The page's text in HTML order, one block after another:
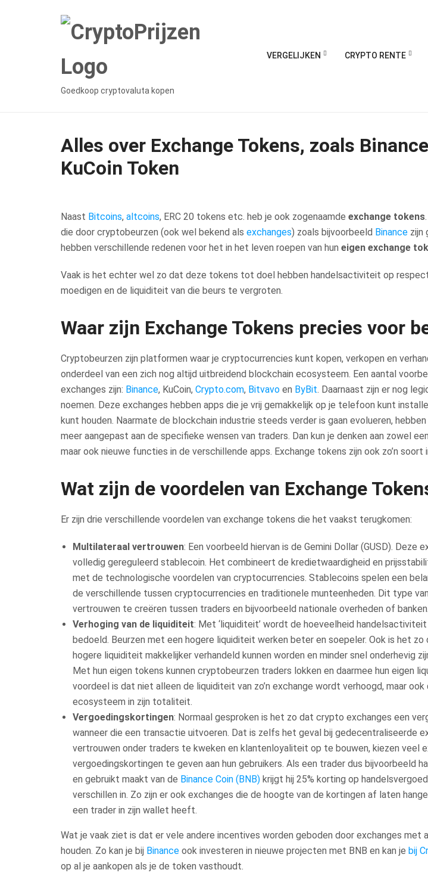
Goedkoop cryptovaluta kopen
VERGELIJKEN CRYPTO RENTE
Alles over Exchange Tokens, zoals
KuCoin Token
Naast Bitcoins, altcoins, ERC 20 tokens etc. heb je ook zogenaamde exchange tokens
die door cryptobeurzen (ook wel bekend als exchanges) zoals bijvoorbeeld Binance zijn
hebben verschillende redenen voor het in het leven roepen van hun eigen exchange
Vaak is het echter wel zo dat deze tokens tot doel hebben handelsactiviteit op
moedigen en de liquiditeit van die beurs te vergroten.
Waar zijn Exchange Tokens precies voor
Cryptobeurzen zijn platformen waar je cryptocurrencies kunt kopen, verkopen en
onderdeel van een zich nog altijd uitbreidend blockchain ecosysteem. Een aantal
exchanges zijn: Binance, KuCoin, Crypto.com, Bitvavo en ByBit. Daarnaast zijn er nog
noemen. Deze exchanges hebben apps die je vrij gemakkelijk op je telefoon kunt
kunt houden. Naarmate de blockchain industrie steeds verder is gaan evolueren,
meer aangepast aan de specifieke wensen van traders. Dan kun je denken aan zowel
maar ook nieuwe functies in de verschillende apps. Exchange tokens zijn ook zo’n soort
Wat zijn de voordelen van Exchange
Er zijn drie verschillende voordelen van exchange tokens die het vaakst terugkomen:
Multilateraal vertrouwen: Een voorbeeld hiervan is de Gemini Dollar (GUSD). Deze
volledig gereguleerd stablecoin. Het combineert de kredietwaardigheid en
met de technologische voordelen van cryptocurrencies. Stablecoins spelen een
de verschillende tussen cryptocurrencies en traditionele munteenheden. Dit type
vertrouwen te creëren tussen traders en bijvoorbeeld nationale overheden of banken.
Verhoging van de liquiditeit: Met ‘liquiditeit’ wordt de hoeveelheid
bedoeld. Beurzen met een hogere liquiditeit werken beter en soepeler. Ook is het
hogere liquiditeit makkelijker verhandeld kunnen worden en minder snel onderhevig
Met hun eigen tokens kunnen cryptobeurzen traders lokken en daarmee hun eigen
voordeel is dat niet alleen de liquiditeit van zo’n exchange wordt verhoogd, maar
ecosysteem in zijn totaliteit.
Vergoedingskortingen: Normaal gesproken is het zo dat crypto exchanges een
wanneer die een transactie uitvoeren. Dat is zelfs het geval bij gedecentraliseerde
vertrouwen onder traders te kweken en klantenloyaliteit op te bouwen, kiezen veel
vergoedingskortingen te geven aan hun gebruikers. Als een trader dus bijvoorbeeld
en gebruikt maakt van de Binance Coin (BNB) krijgt hij 25% korting op
verschillen in. Zo zijn er ook exchanges die de hoogte van de kortingen af laten
een trader in zijn wallet heeft.
Wat je vaak ziet is dat er vele andere incentives worden geboden door exchanges met
houden. Zo kan je bij Binance ook investeren in nieuwe projecten met BNB en kan je bij
op al je aankopen als je de token vasthoudt.